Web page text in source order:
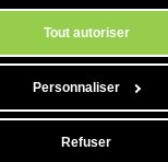
Tout autoriser
Personnaliser
Refuser
la
de cache
est la dernière
module Drupal pour